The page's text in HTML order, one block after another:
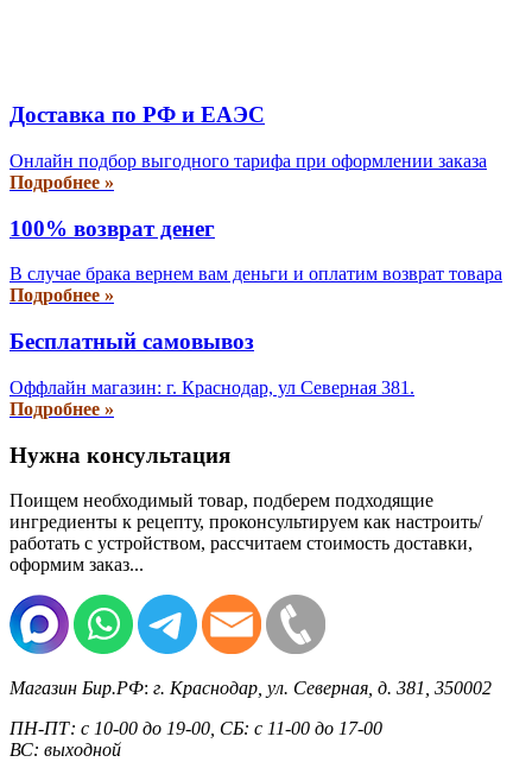
Доставка по РФ и EAЭС
Онлайн подбор выгодного тарифа при оформлении заказа
Подробнее »
100% возврат денег
В случае брака вернем вам деньги и оплатим возврат товара
Подробнее »
Бесплатный самовывоз
Оффлайн магазин: г. Краснодар, ул Северная 381.
Подробнее »
Нужна консультация
Поищем необходимый товар, подберем подходящие
ингредиенты к рецепту, проконсультируем как настроить/
работать с устройством, рассчитаем стоимость доставки,
оформим заказ...
Магазин Бир.РФ: г. Краснодар ул. Северная, д. 381 350002
ПН-ПТ: с 10-00 до 19-00, СБ: с 11-00 до 17-00
ВС: выходной